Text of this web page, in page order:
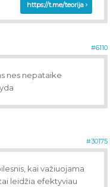
https://t.me/teorija
#6110
nes nepataike
#30175
kai važiuojama
leidžia efektyviau